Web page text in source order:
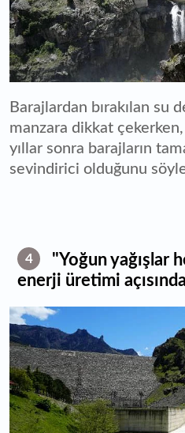
Barajlardan bırakılan su
manzara dikkat
yıllar sonra barajların
sevindirici olduğunu
4
"Yoğun yağışlar
enerji üretimi